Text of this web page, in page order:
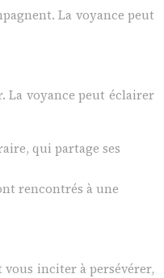
La voyance peut
La voyance peut éclairer
qui partage ses
rencontrés à une
inciter à persévérer,